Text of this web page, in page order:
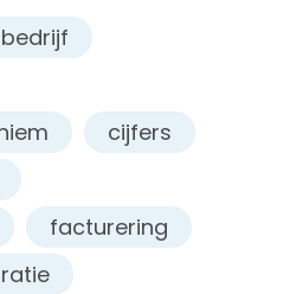
bedrijf
cijfers
facturering